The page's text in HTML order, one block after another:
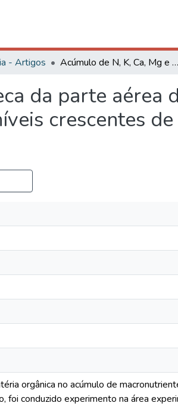
- Artigos Acúmulo de N, K, Ca, Mg e S na matéria seca da parte aérea de mudas de cajueiro- anão- precoce submetidas a níveis crescentes de matéria orgânica
da parte aérea
crescentes
orgânica no acúmulo de
conduzido experimento na área